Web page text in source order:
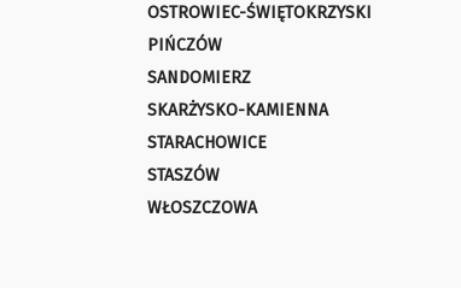
OSTROWIEC-ŚWIĘTOKRZYSKI
PIŃCZÓW
SANDOMIERZ
SKARŻYSKO-KAMIENNA
STARACHOWICE
STASZÓW
WŁOSZCZOWA